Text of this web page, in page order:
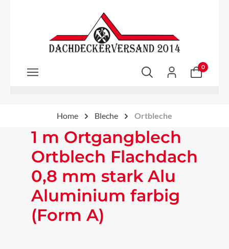
Zum Hauptinhalt springen
0
Home Bleche Ortbleche
1 m Ortgangblech
Ortblech Flachdach
0,8 mm stark Alu
Aluminium farbig
(Form A)